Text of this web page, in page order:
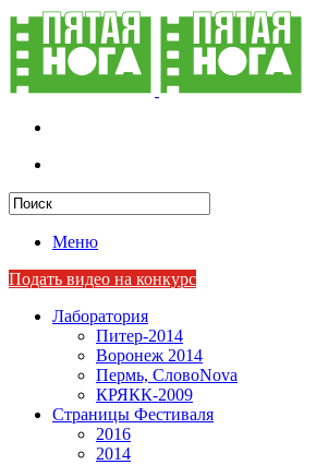
Меню
Подать видео на конкурс
Лаборатория
Питер-2014
Воронеж 2014
Пермь, СловоNova
КРЯКК-2009
Страницы Фестиваля
2016
2014